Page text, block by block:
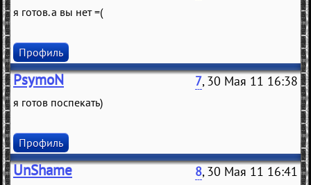
я готов. а вы нет =(
Профиль
PsymoN 7, 30 Мая 11 16:38
я готов поспекать)
Профиль
UnShame 8, 30 Мая 11 16:41